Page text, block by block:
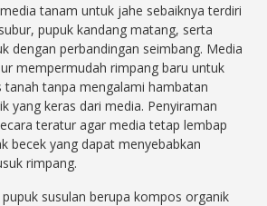
tanam untuk jahe sebaiknya terdiri
pupuk kandang matang, serta
dengan perbandingan seimbang. Media
mempermudah rimpang baru untuk
tanah tanpa mengalami hambatan
yang keras dari media. Penyiraman
teratur agar media tetap lembap
becek yang dapat menyebabkan
rimpang.
susulan berupa kompos organik